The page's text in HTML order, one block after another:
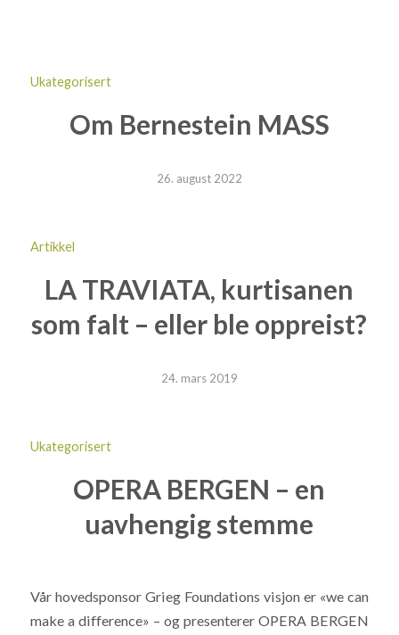
Ukategorisert
Om Bernestein MASS
26. august 2022
Artikkel
LA TRAVIATA, kurtisanen
som falt – eller ble oppreist?
24. mars 2019
Ukategorisert
OPERA BERGEN – en
uavhengig stemme
Vår hovedsponsor Grieg Foundations visjon er «we can
make a difference» – og presenterer OPERA BERGEN